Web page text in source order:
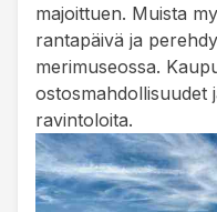
majoittuen. Muista
rantapäivä ja
merimuseossa.
ostosmahdollisuudet
ravintoloita.